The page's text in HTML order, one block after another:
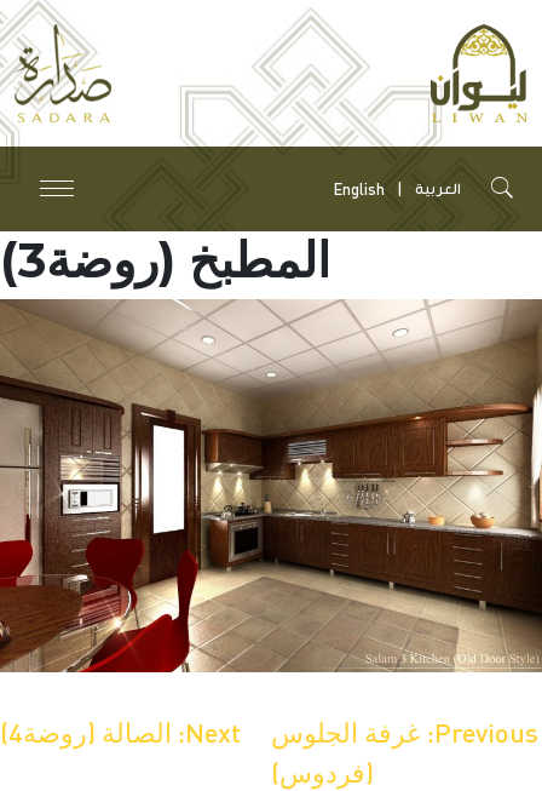
English العربية
المطبخ (روضة3)
تصفّح
Previous: غرفة الجلوس
(فردوس)
Next: الصالة (روضة4)